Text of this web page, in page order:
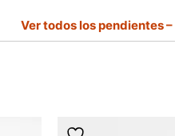
Ver todos los pendientes –